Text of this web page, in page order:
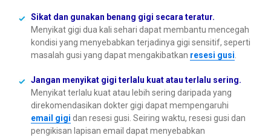
Sikat dan gunakan benang gigi secara teratur.
Menyikat gigi dua kali sehari dapat membantu mencegah
kondisi yang menyebabkan terjadinya gigi sensitif, seperti
masalah gusi yang dapat mengakibatkan resesi gusi.
Jangan menyikat gigi terlalu kuat atau terlalu sering.
Menyikat terlalu kuat atau lebih sering daripada yang
direkomendasikan dokter gigi dapat mempengaruhi
email gigi dan resesi gusi. Seiring waktu, resesi gusi dan
pengikisan lapisan email dapat menyebabkan